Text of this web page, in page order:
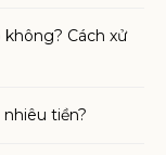
Cách xử
tiền?